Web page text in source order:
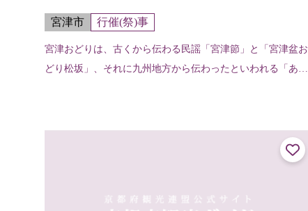
宮津市 行催(祭)事
宮津おどりは、古くから伝わる民謡「宮津節」と「宮津盆お
どり松坂」、それに九州地方から伝わったといわれる「あい